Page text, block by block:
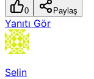
0 Paylaş
Yanıtı Gör
Selin